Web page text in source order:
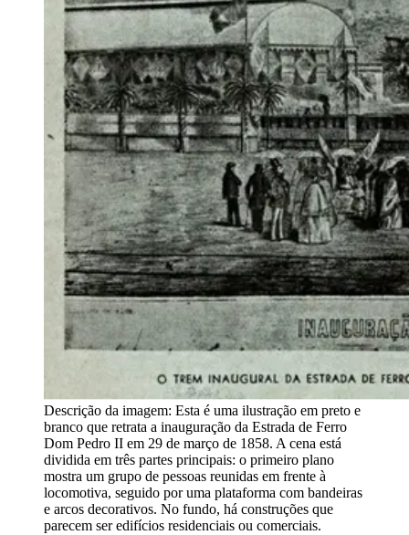
Descrição da imagem: Esta é uma ilustração em preto e
branco que retrata a inauguração da Estrada de Ferro
Dom Pedro II em 29 de março de 1858. A cena está
dividida em três partes principais: o primeiro plano
mostra um grupo de pessoas reunidas em frente à
locomotiva, seguido por uma plataforma com bandeiras
e arcos decorativos. No fundo, há construções que
parecem ser edifícios residenciais ou comerciais.